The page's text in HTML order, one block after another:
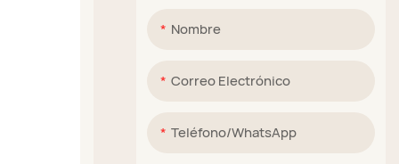
Nombre
Correo Electrónico
Teléfono/WhatsApp